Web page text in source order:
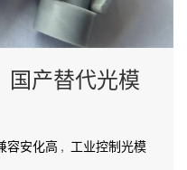
国产替代光模
容安化高 , 工业控制光模